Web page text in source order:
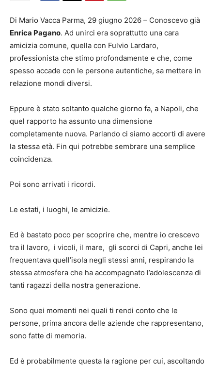
Di Mario Vacca Parma, 29 giugno 2026 – Conoscevo già
Enrica Pagano. Ad unirci era soprattutto una cara
amicizia comune, quella con Fulvio Lardaro,
professionista che stimo profondamente e che, come
spesso accade con le persone autentiche, sa mettere in
relazione mondi diversi.
Eppure è stato soltanto qualche giorno fa, a Napoli, che
quel rapporto ha assunto una dimensione
completamente nuova. Parlando ci siamo accorti di avere
la stessa età. Fin qui potrebbe sembrare una semplice
coincidenza.
Poi sono arrivati i ricordi.
Le estati, i luoghi, le amicizie.
Ed è bastato poco per scoprire che, mentre io crescevo
tra il lavoro, i vicoli, il mare, gli scorci di Capri, anche lei
frequentava quell’isola negli stessi anni, respirando la
stessa atmosfera che ha accompagnato l’adolescenza di
tanti ragazzi della nostra generazione.
Sono quei momenti nei quali ti rendi conto che le
persone, prima ancora delle aziende che rappresentano,
sono fatte di memoria.
Ed è probabilmente questa la ragione per cui, ascoltando